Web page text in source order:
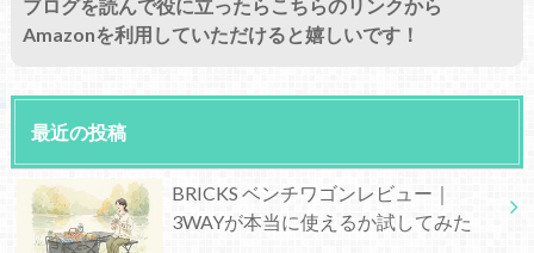
ブログを読んで役に立ったらこちらのリンクから
Amazonを利用していただけると嬉しいです！
最近の投稿
BRICKS ベンチワゴンレビュー｜
3WAYが本当に使えるか試してみた